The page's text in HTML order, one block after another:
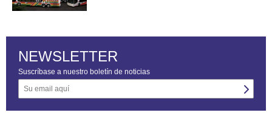
NEWSLETTER
Suscríbase a nuestro boletín de noticias